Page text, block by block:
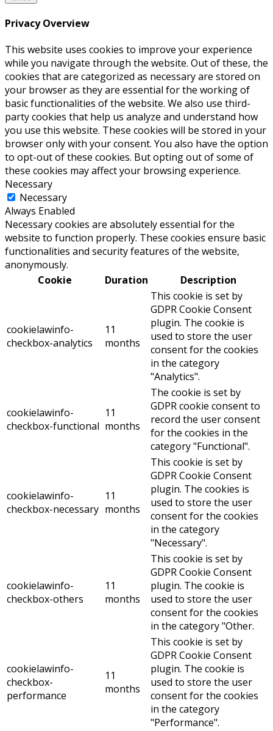
Privacy Overview
This website uses cookies to improve your experience
while you navigate through the website. Out of these, the
cookies that are categorized as necessary are stored on
your browser as they are essential for the working of
basic functionalities of the website. We also use third-
party cookies that help us analyze and understand how
you use this website. These cookies will be stored in your
browser only with your consent. You also have the option
to opt-out of these cookies. But opting out of some of
these cookies may affect your browsing experience.
Necessary
Necessary
Always Enabled
Necessary cookies are absolutely essential for the
website to function properly. These cookies ensure basic
functionalities and security features of the website,
anonymously.
Cookie
Duration Description
cookielawinfo-
checkbox-analytics
11
months
This cookie is set by
GDPR Cookie Consent
plugin. The cookie is
used to store the user
consent for the cookies
in the category
"Analytics".
cookielawinfo-
checkbox-functional
11
months
The cookie is set by
GDPR cookie consent to
record the user consent
for the cookies in the
category "Functional".
cookielawinfo-
checkbox-necessary
11
months
This cookie is set by
GDPR Cookie Consent
plugin. The cookies is
used to store the user
consent for the cookies
in the category
"Necessary".
cookielawinfo-
checkbox-others
11
months
This cookie is set by
GDPR Cookie Consent
plugin. The cookie is
used to store the user
consent for the cookies
in the category "Other.
cookielawinfo-
checkbox-
performance
11
months
This cookie is set by
GDPR Cookie Consent
plugin. The cookie is
used to store the user
consent for the cookies
in the category
"Performance".